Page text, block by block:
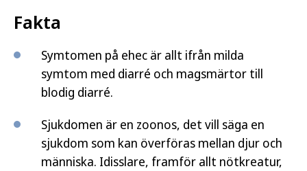
Fakta
Symtomen på ehec är allt ifrån milda
symtom med diarré och magsmärtor till
blodig diarré.
Sjukdomen är en zoonos, det vill säga en
sjukdom som kan överföras mellan djur och
människa. Idisslare, framför allt nötkreatur,